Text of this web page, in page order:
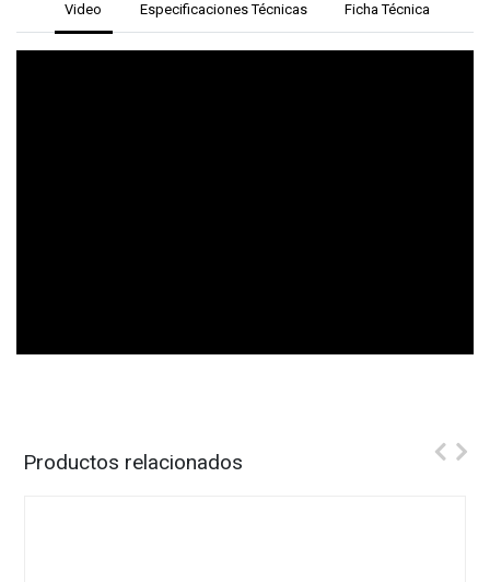
Video Especificaciones Técnicas Ficha Técnica
Productos relacionados